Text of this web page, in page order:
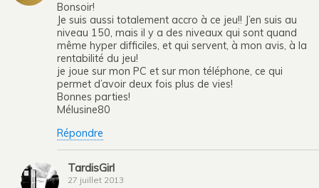
Bonsoir!
Je suis aussi totalement accro à ce jeu!! J’en suis au
niveau 150, mais il y a des niveaux qui sont quand
même hyper difficiles, et qui servent, à mon avis, à la
rentabilité du jeu!
je joue sur mon PC et sur mon téléphone, ce qui
permet d’avoir deux fois plus de vies!
Bonnes parties!
Mélusine80
Répondre
TardisGirl
27 juillet 2013